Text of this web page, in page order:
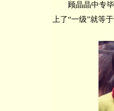
顾晶晶中专毕
上了“一级”就等